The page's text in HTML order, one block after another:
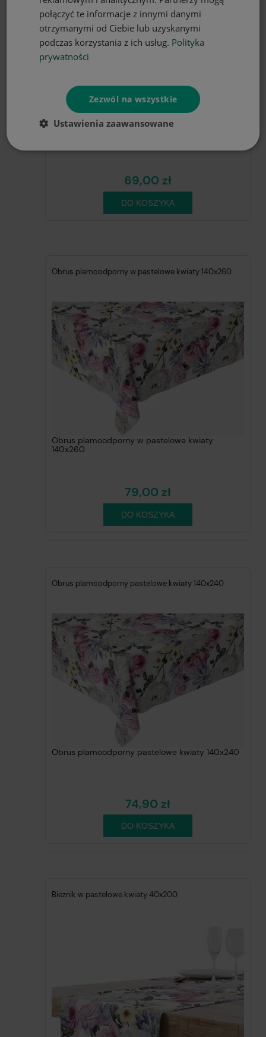
Obrus plamoodporny pastelowe kwiaty 140x220
69,00 zł
DO KOSZYKA
Obrus plamoodporny w pastelowe kwiaty 140x260
Obrus plamoodporny w pastelowe kwiaty
140x260
79,00 zł
DO KOSZYKA
Obrus plamoodporny pastelowe kwiaty 140x240
Obrus plamoodporny pastelowe kwiaty 140x240
74,90 zł
DO KOSZYKA
Bieżnik w pastelowe kwiaty 40x200
połączyć te informacje z innymi danymi
otrzymanymi od Ciebie lub uzyskanymi
podczas korzystania z ich usług. Polityka
prywatności
Zezwól na wszystkie
Ustawienia zaawansowane